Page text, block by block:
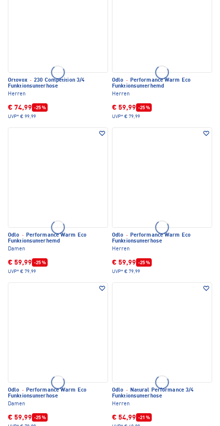
Ortovox · 230 Competition 3/4
Funktionsunterhose
Herren
€ 74,99 -25 %
UVP* € 99,99
Odlo · Performance Warm Eco
Funktionsunterhemd
Herren
€ 59,99 -25 %
UVP* € 79,99
Odlo · Performance Warm Eco
Funktionsunterhemd
Damen
€ 59,99 -25 %
UVP* € 79,99
Odlo · Performance Warm Eco
Funktionsunterhose
Herren
€ 59,99 -25 %
UVP* € 79,99
Odlo · Performance Warm Eco
Funktionsunterhose
Damen
€ 59,99 -25 %
Odlo · Natural Performance 3/4
Funktionsunterhose
Herren
€ 54,99 -21 %